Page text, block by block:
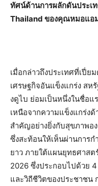
ทัศน์ด้านการผลักดันประเ
Thailand ของคุณหมอแอ
เมื่อกล่าวถึงประเทศที่เปี่
เศรษฐกิจอันแข็งแกร่ง สห
งดูไบ ย่อมเป็นหนึ่งในชื่อแ
เหนือจากความแข็งแกร่ง
สำคัญอย่างยิ่งกับสุขภาพอ
ซึ่งสะท้อนให้เห็นผ่านการ
ยาว ภายใต้แผนยุทธศาส
2026 ซึ่งประกอบไปด้วย
และวิถีชีวิตของประชาชน